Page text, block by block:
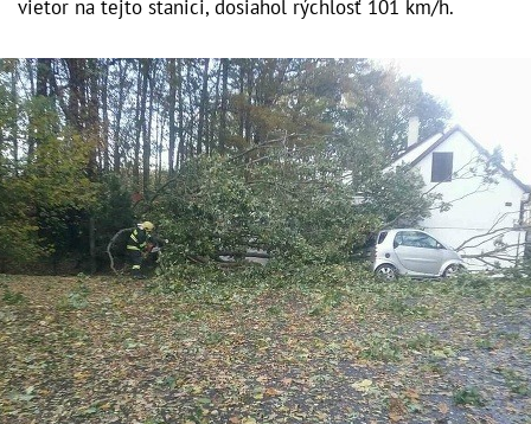
vietor na tejto stanici, dosiahol rýchlosť 101 km/h.